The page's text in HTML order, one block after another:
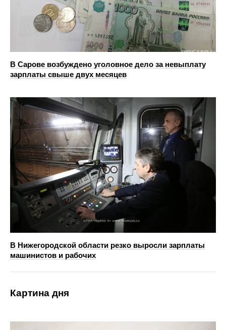
В Сарове возбуждено уголовное дело за невыплату
зарплаты свыше двух месяцев
В Нижегородской области резко выросли зарплаты
машинистов и рабочих
Картина дня